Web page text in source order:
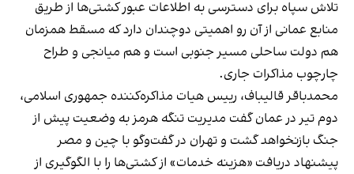
تلاش سپاه برای دسترسی به اطلاعات عبور کشتی‌ها از طریق
منابع عمانی از آن رو اهمیتی دوچندان دارد که مسقط همزمان
هم دولت ساحلی مسیر جنوبی است و هم میانجی و طراح
چارچوب مذاکرات جاری.
محمدباقر قالیباف، رییس هیات مذاکره‌کننده جمهوری اسلامی،
دوم تیر در عمان گفت مدیریت تنگه هرمز به وضعیت پیش از
جنگ بازنخواهد گشت و تهران در گفت‌وگو با چین و مصر
پیشنهاد دریافت «هزینه خدمات» از کشتی‌ها را با الگوگیری از